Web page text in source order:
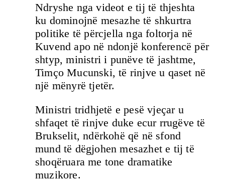
Ndryshe nga videot e tij të thjeshta
ku dominojnë mesazhe të shkurtra
politike të përcjella nga foltorja në
Kuvend apo në ndonjë konferencë për
shtyp, ministri i punëve të jashtme,
Timço Mucunski, të rinjve u qaset në
një mënyrë tjetër.
Ministri tridhjetë e pesë vjeçar u
shfaqet të rinjve duke ecur rrugëve të
Brukselit, ndërkohë që në sfond
mund të dëgjohen mesazhet e tij të
shoqëruara me tone dramatike
muzikore.